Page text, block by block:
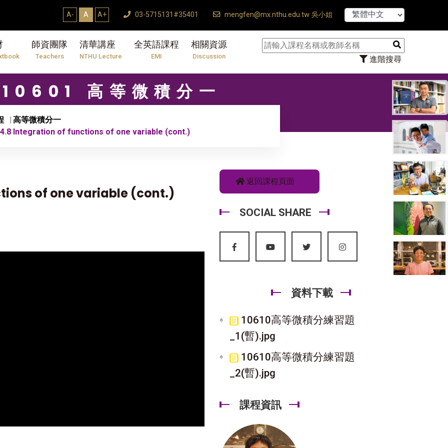
A- A A+ 03-5715131#35401 mengfen@mx.nthu.edu.tw 吳小姐
師資團隊
Teachers
清華講座
NTHU Lecture
全英語課程
EMI
相關資源
Discussion 進階搜尋
7/31】114學年度第2學期研究生論文口試結束Thesis Defense
10601 高等微積分一
高等微積分一
4.8 Integration of functions of one variable (cont.)
of one variable (cont.)
返回課程頁面
SOCIAL SHARE
資料下載
10610高等微積分練習題
_1(暫).jpg
10610高等微積分練習題
_2(暫).jpg
課程資訊